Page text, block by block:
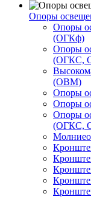
Опоры
Опоры
(ОГКф)
Опоры
(ОГКС,
(ОВМ)
Опоры
Опоры
Опоры
(ОГКС,